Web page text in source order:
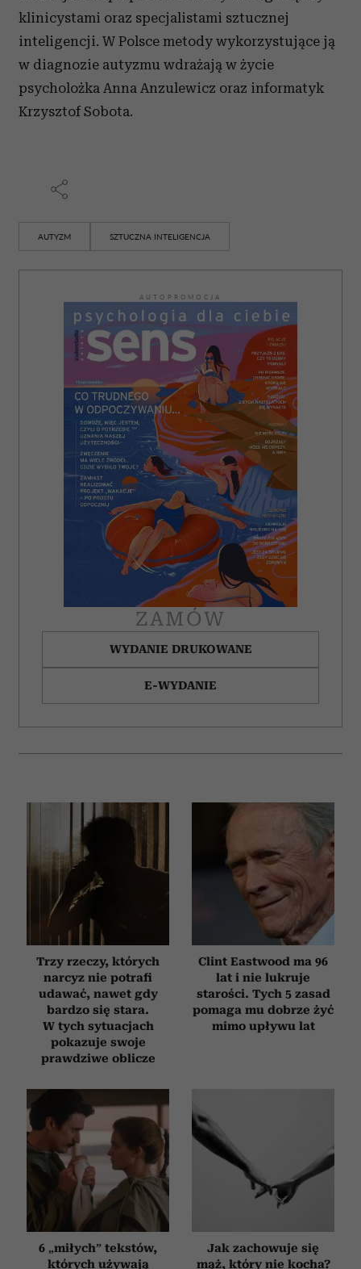
otrzymanymi od Ciebie lub uzyskanymi podczas
korzystania z ich usług.
klinicystami oraz specjalistami sztucznej
inteligencji. W Polsce metody wykorzystujące ją
w diagnozie autyzmu wdrażają w życie
psycholożka Anna Anzulewicz oraz informatyk
Krzysztof Sobota.
AUTYZM SZTUCZNA INTELIGENCJA
AUTOPROMOCJA
ZAMÓW
WYDANIE DRUKOWANE
E-WYDANIE
Trzy rzeczy, których
narcyz nie potrafi
udawać, nawet gdy
bardzo się stara.
W tych sytuacjach
pokazuje swoje
prawdziwe oblicze
Clint Eastwood ma 96
lat i nie lukruje
starości. Tych 5 zasad
pomaga mu dobrze żyć
mimo upływu lat
6 „miłych” tekstów,
których używają
Jak zachowuje się
mąż, który nie kocha?